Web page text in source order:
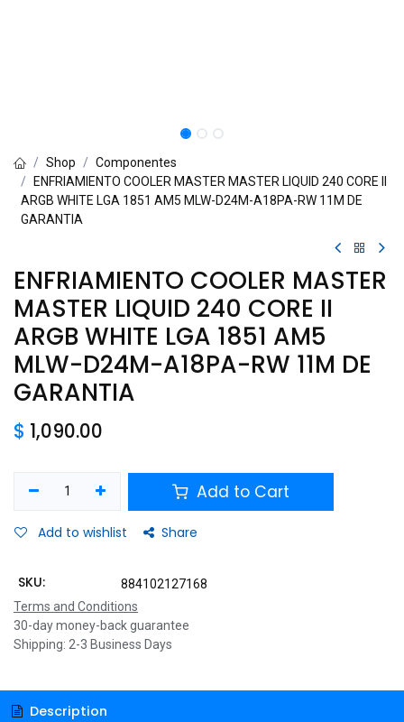
Shop
Componentes
ENFRIAMIENTO COOLER MASTER MASTER LIQUID 240 CORE II
ARGB WHITE LGA 1851 AM5 MLW-D24M-A18PA-RW 11M DE
GARANTIA
ENFRIAMIENTO COOLER MASTER
MASTER LIQUID 240 CORE II
ARGB WHITE LGA 1851 AM5
MLW-D24M-A18PA-RW 11M DE
GARANTIA
$ 1,090.00
Add to Cart
Add to wishlist Share
SKU:
884102127168
Terms and Conditions
30-day money-back guarantee
Shipping: 2-3 Business Days
Description